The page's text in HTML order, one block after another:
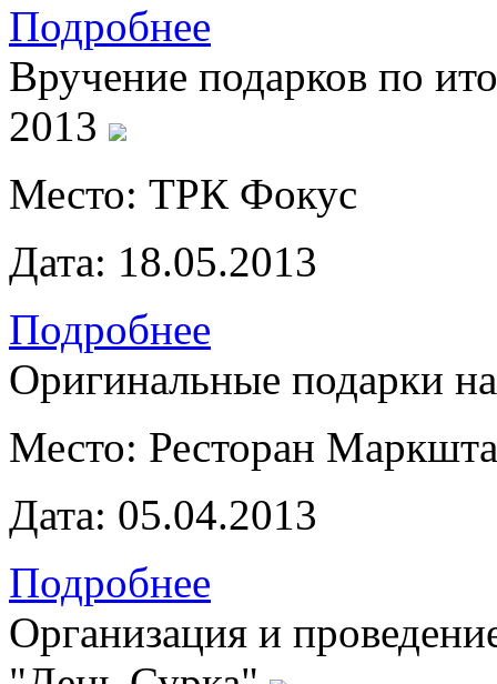
Подробнее
Вручение подарков по
2013
Место: ТРК Фокус
Дата: 18.05.2013
Подробнее
Оригинальные подарки
Место: Ресторан
Дата: 05.04.2013
Подробнее
Организация и